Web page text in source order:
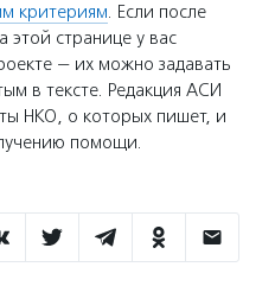
критериям. Если после
этой странице у вас
— их можно задавать
в тексте. Редакция АСИ
НКО, о которых пишет, и
помощи.